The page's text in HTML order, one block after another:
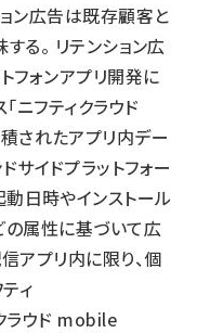
ン広告は既存顧客と
る。 リテンション広
フォンアプリ開発に
ニフティクラウド
されたアプリ内デー
イドプラットフォー
日時やインストール
属性に基づいて広
アプリ内に限り、個
ィ
ラウド mobile